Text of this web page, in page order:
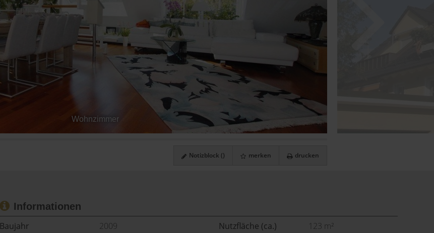
Wohnzimmer
Notizblock () merken drucken
Informationen
Baujahr
2009 Nutzfläche (ca.)
123 m²